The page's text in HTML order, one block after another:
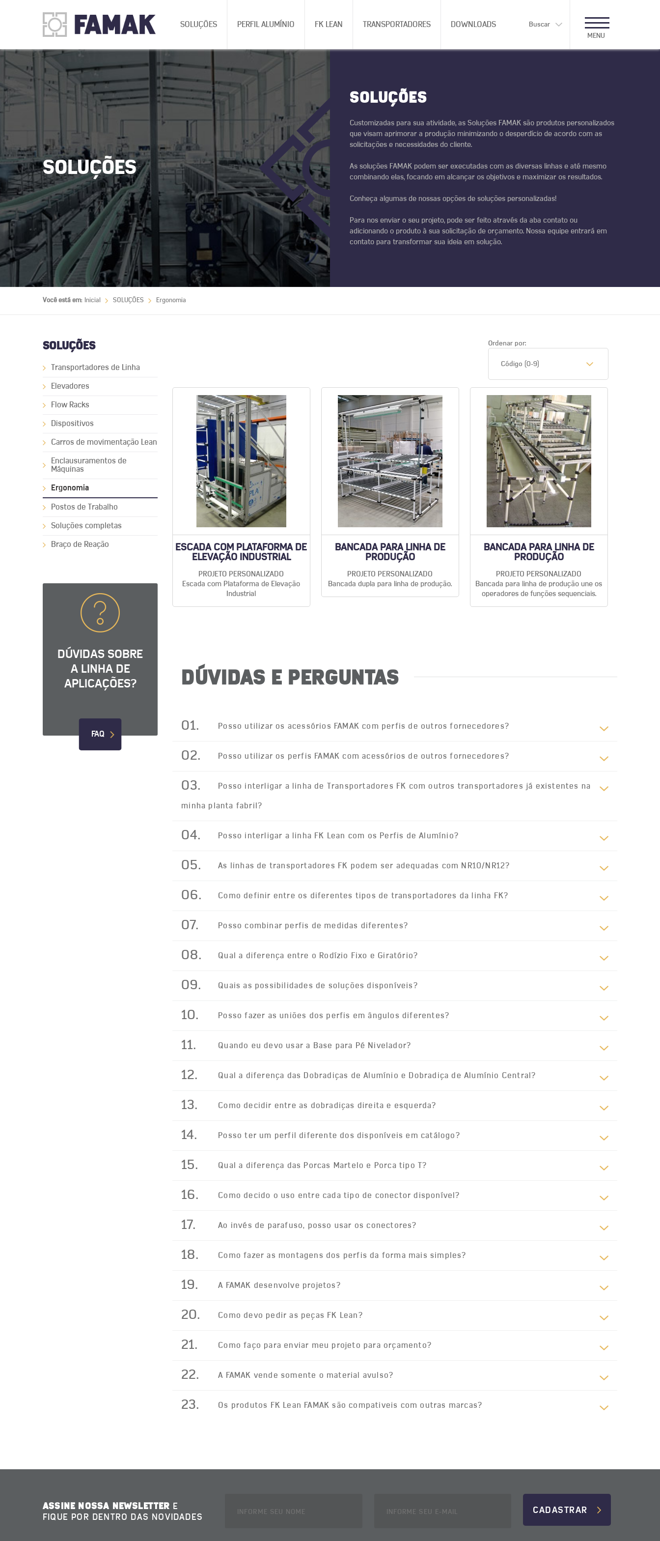
SOLUÇÕES PERFIL ALUMÍNIO FK LEAN TRANSPORTADORES DOWNLOADS
Buscar
MENU
SOLUÇÕES
SOLUÇÕES
Customizadas para sua atividade, as Soluções FAMAK são produtos personalizados
que visam aprimorar a produção minimizando o desperdício de acordo com as
solicitações e necessidades do cliente.
As soluções FAMAK podem ser executadas com as diversas linhas e até mesmo
combinando elas, focando em alcançar os objetivos e maximizar os resultados.
Conheça algumas de nossas opções de soluções personalizadas!
Para nos enviar o seu projeto, pode ser feito através da aba contato ou
adicionando o produto à sua solicitação de orçamento. Nossa equipe entrará em
contato para transformar sua ideia em solução.
Você está em: Inicial SOLUÇÕES Ergonomia
SOLUÇÕES
Transportadores de Linha
Elevadores
Flow Racks
Dispositivos
Carros de movimentação Lean
Enclausuramentos de
Máquinas
Ergonomia
Postos de Trabalho
Soluções completas
Braço de Reação
DÚVIDAS SOBRE
A LINHA DE
APLICAÇÕES?
FAQ
Ordenar por:
Código (0-9)
ESCADA COM PLATAFORMA DE
ELEVAÇÃO INDUSTRIAL
PROJETO PERSONALIZADO
Escada com Plataforma de Elevação
Industrial
BANCADA PARA LINHA DE
PRODUÇÃO
PROJETO PERSONALIZADO
Bancada dupla para linha de produção.
BANCADA PARA LINHA DE
PRODUÇÃO
PROJETO PERSONALIZADO
Bancada para linha de produção une os
operadores de funções sequenciais.
DÚVIDAS E PERGUNTAS
01. Posso utilizar os acessórios FAMAK com perfis de outros fornecedores?
02. Posso utilizar os perfis FAMAK com acessórios de outros fornecedores?
03. Posso interligar a linha de Transportadores FK com outros transportadores já existentes na
minha planta fabril?
04. Posso interligar a linha FK Lean com os Perfis de Alumínio?
05. As linhas de transportadores FK podem ser adequadas com NR10/NR12?
06. Como definir entre os diferentes tipos de transportadores da linha FK?
07. Posso combinar perfis de medidas diferentes?
08. Qual a diferença entre o Rodízio Fixo e Giratório?
09. Quais as possibilidades de soluções disponíveis?
10. Posso fazer as uniões dos perfis em ângulos diferentes?
11. Quando eu devo usar a Base para Pé Nivelador?
12. Qual a diferença das Dobradiças de Alumínio e Dobradiça de Alumínio Central?
13. Como decidir entre as dobradiças direita e esquerda?
14. Posso ter um perfil diferente dos disponíveis em catálogo?
15. Qual a diferença das Porcas Martelo e Porca tipo T?
16. Como decido o uso entre cada tipo de conector disponível?
17. Ao invés de parafuso, posso usar os conectores?
18. Como fazer as montagens dos perfis da forma mais simples?
19. A FAMAK desenvolve projetos?
20. Como devo pedir as peças FK Lean?
21. Como faço para enviar meu projeto para orçamento?
22. A FAMAK vende somente o material avulso?
23. Os produtos FK Lean FAMAK são compativeis com outras marcas?
ASSINE NOSSA NEWSLETTER E
FIQUE POR DENTRO DAS NOVIDADES
CADASTRAR